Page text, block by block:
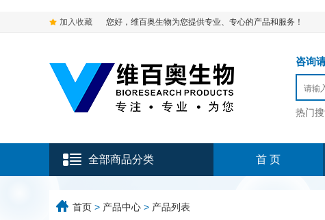
加入收藏 您好，维百奥生物为您提供专业、专心的产品和服务！
咨询
热门搜
全部商品分类 首 页
首页 > 产品中心 > 产品列表